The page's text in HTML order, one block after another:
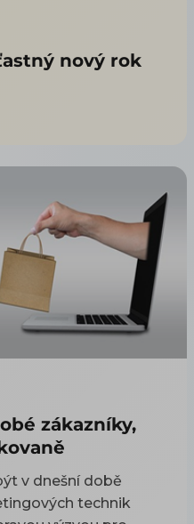
nový rok
zákazníky,
v dnešní době
technik